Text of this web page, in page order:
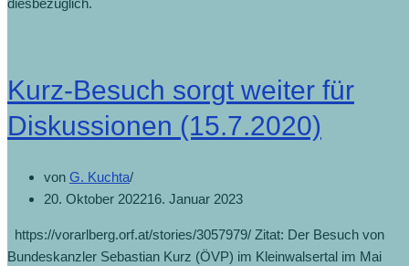
Kurz-Besuch sorgt weiter für
Diskussionen (15.7.2020)
von G. Kuchta
20. Oktober 202216. Januar 2023
https://vorarlberg.orf.at/stories/3057979/ Zitat: Der Besuch von
Bundeskanzler Sebastian Kurz (ÖVP) im Kleinwalsertal im Mai